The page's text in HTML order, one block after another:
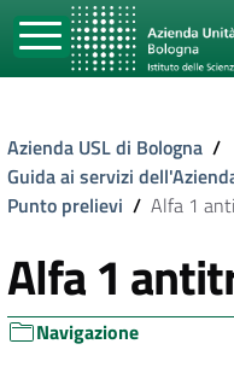
Azienda USL di Bologna /
Guida ai servizi
Punto prelievi / Alfa 1
Alfa 1
Navigazione